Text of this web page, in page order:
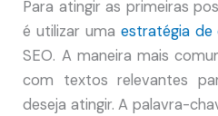
Para atingir as primeiras
é utilizar uma estratégia de
SEO. A maneira mais
com textos relevantes
deseja atingir. A palavra-